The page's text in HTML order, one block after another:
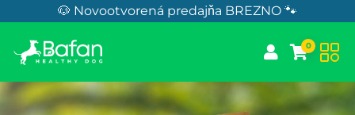
Skip to Content🐶 Novootvorená predajňa BREZNO 🐾
0